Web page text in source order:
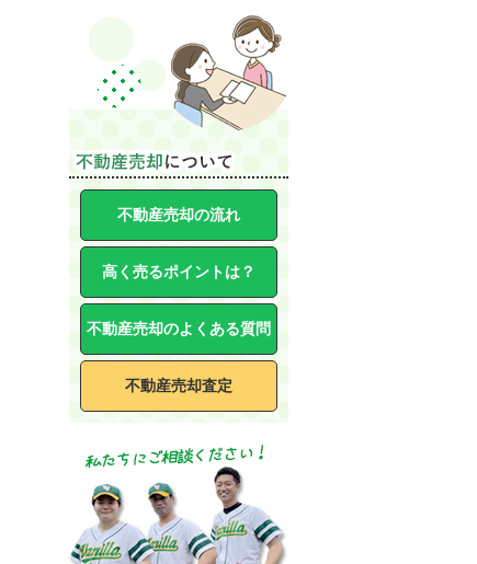
不動産売却の流れ
高く売るポイントは？
不動産売却のよくある質問
不動産売却査定